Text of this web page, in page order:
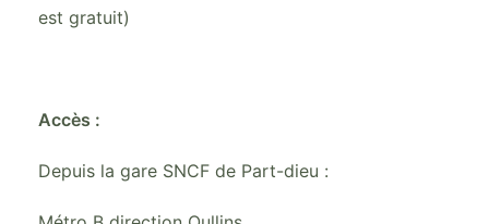
est gratuit)
Accès :
Depuis la gare SNCF de Part-dieu :